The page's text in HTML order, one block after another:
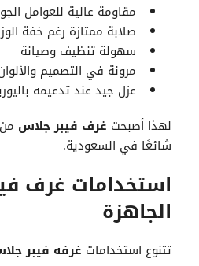
مقاومة عالية للعوامل
صلابة ممتازة رغم خفة
سهولة تنظيف وصيانة
مرونة في التصميم
عزل جيد عند تدعيمه
لهذا أصبحت غرف فيبر جلاس
شائعًا في السعودية.
استخدامات غرف
الجاهزة
تتنوع استخدامات غرفه فيبر